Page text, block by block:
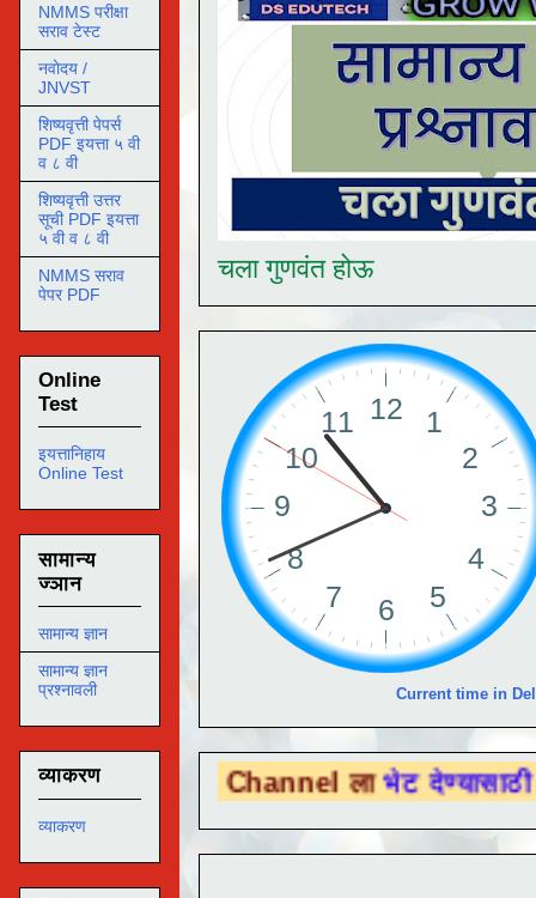
चला गुणवंत होऊ
Current time in
Channel लाभेट देण्यासाठी येथे क्लिक
NMMS परीक्षा
सराव टेस्ट
नवोदय /
JNVST
शिष्यवृत्ती पेपर्स
PDF इयत्ता ५ वी
व ८ वी
शिष्यवृत्ती उत्तर
सूची PDF इयत्ता
५ वी व ८ वी
NMMS सराव
पेपर PDF
Online
Test
इयत्तानिहाय
Online Test
सामान्य
ज्ञान
सामान्य ज्ञान
सामान्य ज्ञान
प्रश्नावली
व्याकरण
व्याकरण